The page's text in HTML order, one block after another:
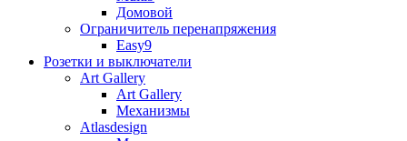
Домовой
Ограничитель перенапряжения
Easy9
Розетки и выключатели
Art Gallery
Art Gallery
Механизмы
Atlasdesign